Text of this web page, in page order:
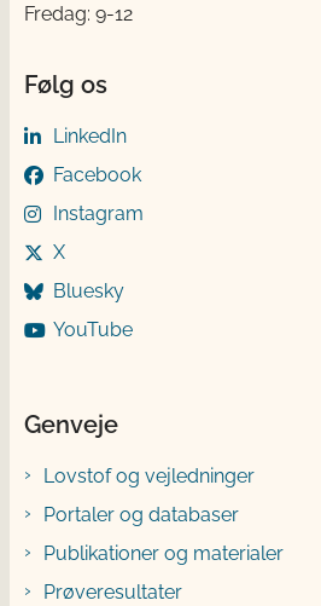
Fredag: 9-12
Følg os
LinkedIn
Facebook
Instagram
X
Bluesky
YouTube
Genveje
Lovstof og vejledninger
Portaler og databaser
Publikationer og materialer
Prøveresultater